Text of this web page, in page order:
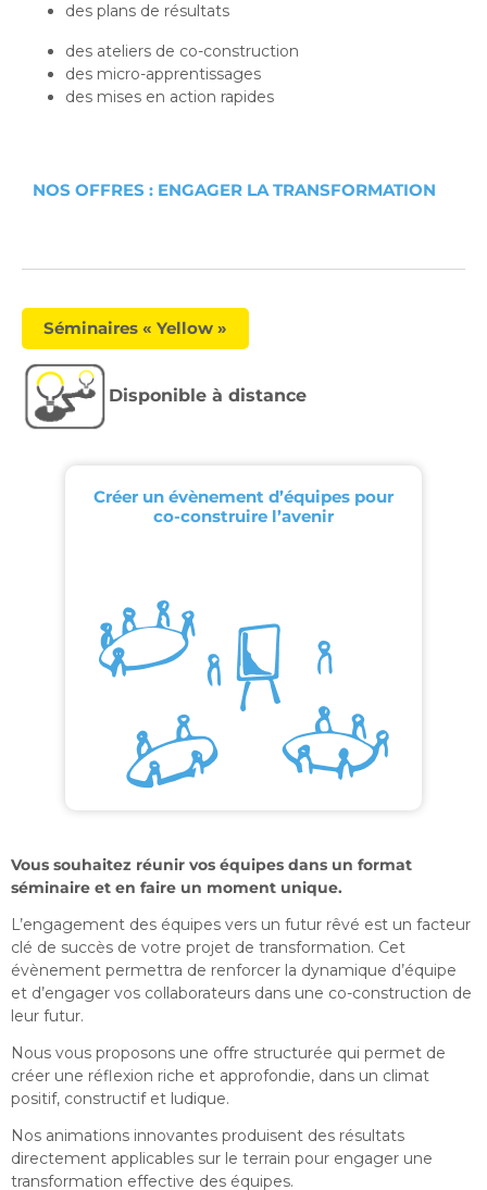
des plans de résultats
des ateliers de co-construction
des micro-apprentissages
des mises en action rapides
NOS OFFRES : ENGAGER LA TRANSFORMATION
Séminaires « Yellow »
Disponible à distance
Créer un évènement d’équipes pour
co-construire l’avenir
Vous souhaitez réunir vos équipes dans un format
séminaire et en faire un moment unique.
L’engagement des équipes vers un futur rêvé est un facteur
clé de succès de votre projet de transformation. Cet
évènement permettra de renforcer la dynamique d’équipe
et d’engager vos collaborateurs dans une co-construction de
leur futur.
Nous vous proposons une offre structurée qui permet de
créer une réflexion riche et approfondie, dans un climat
positif, constructif et ludique.
Nos animations innovantes produisent des résultats
directement applicables sur le terrain pour engager une
transformation effective des équipes.